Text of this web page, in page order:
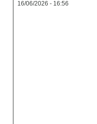
16/06/2026 - 16:56